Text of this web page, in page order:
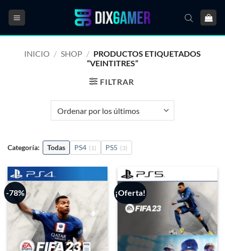
INICIO / SHOP / PRODUCTOS ETIQUETADOS
“VEINTITRES”
FILTRAR
Categoría: Todas PS4 (1) PS5 (3)
-78% ¡Oferta!